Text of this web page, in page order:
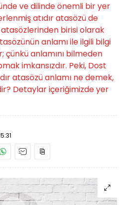
ve dilinde önemli bir yer
atıdır atasözü de
birisi olarak
anlamı ile ilgili bilgi
çünkü anlamını bilmeden
imkansızdır. Peki, Dost
atasözü anlamı ne demek,
Detaylar içeriğimizde yer